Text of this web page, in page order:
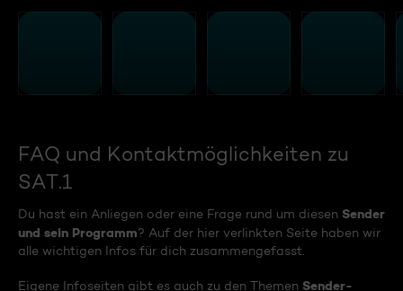
FAQ und Kontaktmöglichkeiten zu
SAT.1
Du hast ein Anliegen oder eine Frage rund um diesen Sender
und sein Programm? Auf der hier verlinkten Seite haben wir
alle wichtigen Infos für dich zusammengefasst.
Eigene Infoseiten gibt es auch zu den Themen Sender-